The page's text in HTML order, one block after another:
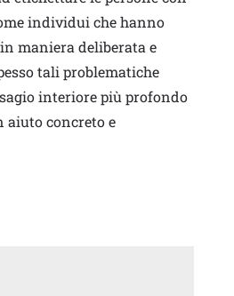
individui che hanno
maniera deliberata e
tali problematiche
interiore più profondo
aiuto concreto e